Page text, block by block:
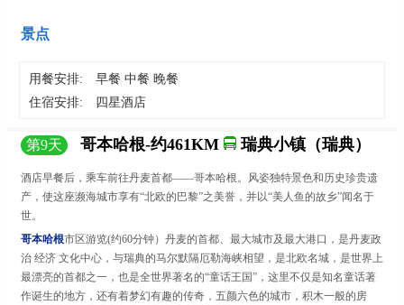
景点
用餐安排:
早餐 中餐 晚餐
住宿安排:
四星酒店
第9天 哥本哈根-约461KM 瑞典小镇（瑞典）
酒店早餐后，乘车前往丹麦首都——哥本哈根。风姿独特景色和历史珍贵遗
产，使这座濒海城市享有“北欧的巴黎”之美誉，并以“美人鱼的故乡”闻名于
世。
哥本哈根市区游览(约60分钟）丹麦的首都、最大城市及最大港口，是丹麦政
治 经济 文化中心，与瑞典的马尔默隔厄勒海峡相望，是北欧名城，是世界上
最漂亮的首都之一，也是全世界著名的“童话王国”，这里不仅是知名童话著
作诞生的地方，还有着梦幻有趣的传奇，五颜六色的城市，积木一般的房